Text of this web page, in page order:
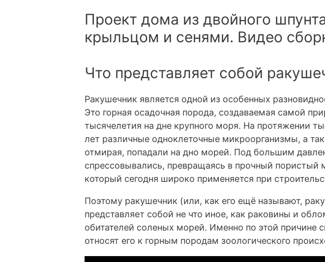
Проект дома из двойного
крыльцом и сенями. Видео
Что представляет собой
Ракушечник является одной из особенных
Это горная осадочная порода, создаваемая самой
тысячелетия на дне крупного моря. На протяжении
лет различные одноклеточные микроорганизмы, а
отмирая, попадали на дно морей. Под большим
спрессовывались, превращаясь в прочный пористый
который сегодня широко применяется при
Поэтому ракушечник (или, как его ещё называют,
представляет собой не что иное, как раковины и
обитателей соленых морей. Именно по этой причине
относят его к горным породам зоологического